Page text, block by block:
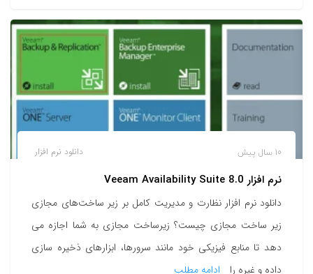
دانلود نرم افزار 10 سال پیش
نرم افزار Veeam Availability Suite 8.0
دانلود نرم افزار نظارت و مدیریت کامل بر زیر ساخت‌های مجازی
زیر ساخت مجازی چیست؟ زیرساخت مجازی به شما اجازه می
دهد تا منابع فیزیکی خود مانند سرورها، ابزارهای ذخیره سازی
داده و غیره را
ادامه مطلب